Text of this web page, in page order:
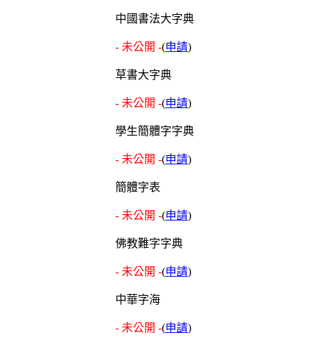
中國書法大字典
- 未公開 -(申請)
草書大字典
- 未公開 -(申請)
學生簡體字字典
- 未公開 -(申請)
簡體字表
- 未公開 -(申請)
佛教難字字典
- 未公開 -(申請)
中華字海
- 未公開 -(申請)